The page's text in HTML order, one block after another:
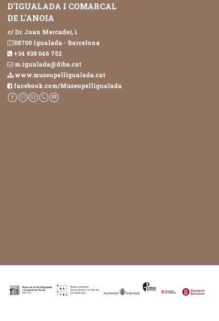
D'IGUALADA I COMARCAL
DE L'ANOIA
c/ Dr. Joan Mercader, 1
08700 Igualada - Barcelona
+34 938 046 752
m.igualada@diba.cat
www.museupelligualada.cat
facebook.com/Museupelligualada